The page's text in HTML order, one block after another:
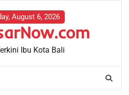
August 6, 2026
Ibu Kota Bali